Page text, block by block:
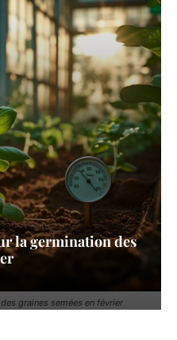
graines semées en février
la germination des